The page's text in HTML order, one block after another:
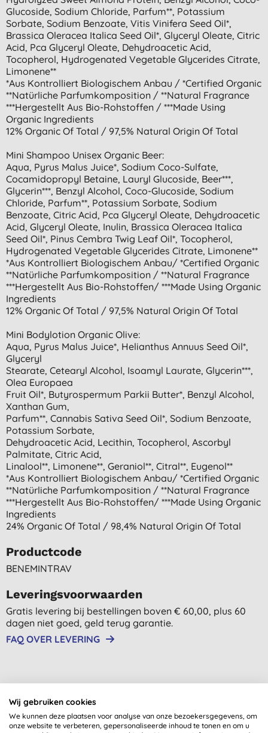
Glucoside, Sodium Chloride, Parfum**, Potassium
Sorbate, Sodium Benzoate, Vitis Vinifera Seed Oil*,
Brassica Oleracea Italica Seed Oil*, Glyceryl Oleate, Citric
Acid, Pca Glyceryl Oleate, Dehydroacetic Acid,
Tocopherol, Hydrogenated Vegetable Glycerides Citrate,
Limonene**
*aus Kontrolliert Biologischem Anbau / *certified Organic
**natürliche Parfumkomposition / **natural Fragrance
***hergestellt Aus Bio-Rohstoffen / ***made Using
Organic Ingredients
12% Organic Of Total / 97,5% Natural Origin Of Total
Mini Shampoo Unisex Organic Beer:
Aqua, Pyrus Malus Juice*, Sodium Coco-Sulfate,
Cocamidopropyl Betaine, Lauryl Glucoside, Beer***,
Glycerin***, Benzyl Alcohol, Coco-Glucoside, Sodium
Chloride, Parfum**, Potassium Sorbate, Sodium
Benzoate, Citric Acid, Pca Glyceryl Oleate, Dehydroacetic
Acid, Glyceryl Oleate, Inulin, Brassica Oleracea Italica
Seed Oil*, Pinus Cembra Twig Leaf Oil*, Tocopherol,
Hydrogenated Vegetable Glycerides Citrate, Limonene**
*aus Kontrolliert Biologischem Anbau/ *certified Organic
**natürliche Parfumkomposition / **natural Fragrance
***hergestellt Aus Bio-Rohstoffen/ ***made Using Organic
Ingredients
12% Organic Of Total / 97,5% Natural Origin Of Total
Mini Bodylotion Organic Olive:
Aqua, Pyrus Malus Juice*, Helianthus Annuus Seed Oil*,
Glyceryl
Stearate, Cetearyl Alcohol, Isoamyl Laurate, Glycerin***,
Olea Europaea
Fruit Oil*, Butyrospermum Parkii Butter*, Benzyl Alcohol,
Xanthan Gum,
Parfum**, Cannabis Sativa Seed Oil*, Sodium Benzoate,
Potassium Sorbate,
Dehydroacetic Acid, Lecithin, Tocopherol, Ascorbyl
Palmitate, Citric Acid,
Linalool**, Limonene**, Geraniol**, Citral**, Eugenol**
*aus Kontrolliert Biologischem Anbau/ *certified Organic
**natürliche Parfumkomposition / **natural Fragrance
***hergestellt Aus Bio-Rohstoffen/ ***made Using Organic
Ingredients
24% Organic Of Total / 98,4% Natural Origin Of Total
Productcode
BENEMINTRAV
Leveringsvoorwaarden
Gratis levering bij bestellingen boven € 60,00, plus 60
dagen niet goed, geld terug garantie.
FAQ OVER LEVERING
Al onze producten zijn duidelijk gelabeld met hun
ecocertificaat, zodat je met vertrouwen kunt browsen en
Wij gebruiken cookies
We kunnen deze plaatsen voor analyse van onze bezoekersgegevens, om
onze website te verbeteren, gepersonaliseerde inhoud te tonen en om u